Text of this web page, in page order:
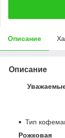
Описание
Описание
Тип
Рожковая